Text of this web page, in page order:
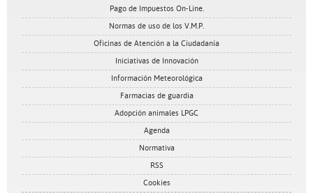
Pago de Impuestos On-Line.
Normas de uso de los V.M.P.
Oficinas de Atención a la Ciudadanía
Iniciativas de Innovación
Información Meteorológica
Farmacias de guardia
Adopción animales LPGC
Agenda
Normativa
RSS
Cookies